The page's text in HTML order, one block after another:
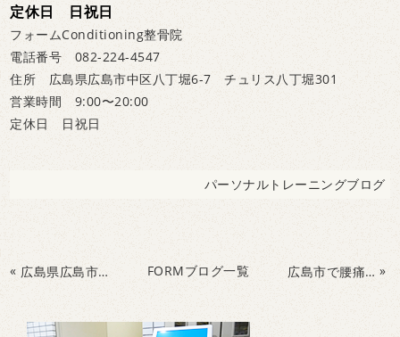
定休日 日祝日
フォームConditioning整骨院
電話番号 082-224-4547
住所 広島県広島市中区八丁堀6-7 チュリス八丁堀301
営業時間 9:00〜20:00
定休日 日祝日
パーソナルトレーニングブログ
« 広島県広島市で簡単健康ストレッチ FORMブログ一覧 広島市で腰痛緩和のためにトレーニング »